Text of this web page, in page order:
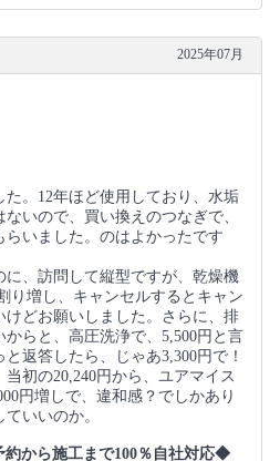
2025年07月
。12年ほど使用しており、水垢
いので、買い換えのつなぎで、
らいました。のはよかったです
、訪問して縦型ですが、乾燥機
り増し、キャンセルするとキャン
けどお願いしました。さらに、排
らと、高圧洗浄で、5,500円と言
返答したら、じゃあ3,300円で！
初の20,240円から、ユアマイス
円増しで、違和感？でしかあり
いいのか。
から施工まで100％自社対応◆